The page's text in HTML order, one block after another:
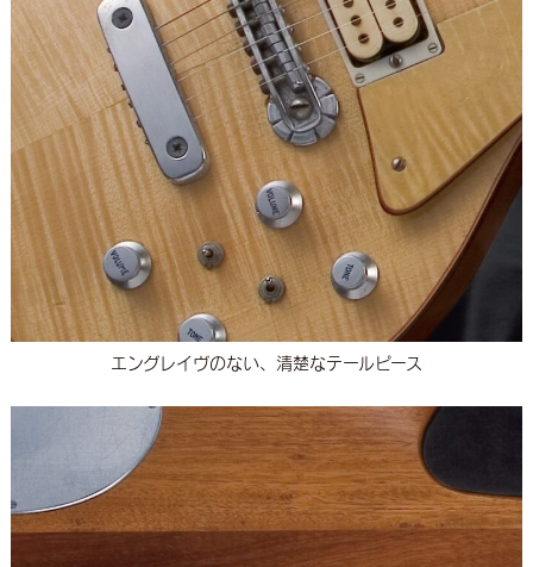
エングレイヴのない、清楚なテールピース